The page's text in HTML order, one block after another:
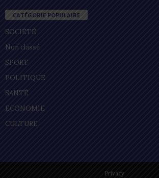
CATÉGORIE POPULAIRE
SOCIÉTÉ
Non classé
SPORT
POLITIQUE
SANTÉ
ECONOMIE
CULTURE
Privacy